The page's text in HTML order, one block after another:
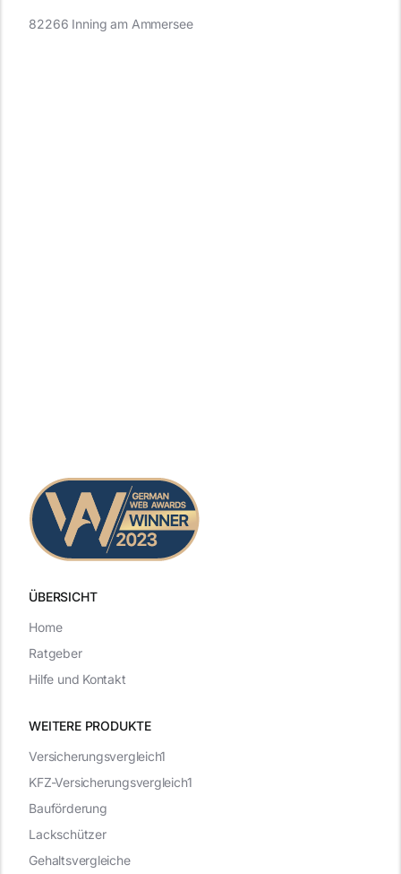
ÜBERSICHT
WEITERE PRODUKTE
82266 Inning am Ammersee
Versicherungsvergleich1
KFZ-Versicherungsvergleich1
Bauförderung
Lackschützer
Gehaltsvergleiche
Home
Ratgeber
Hilfe und Kontakt